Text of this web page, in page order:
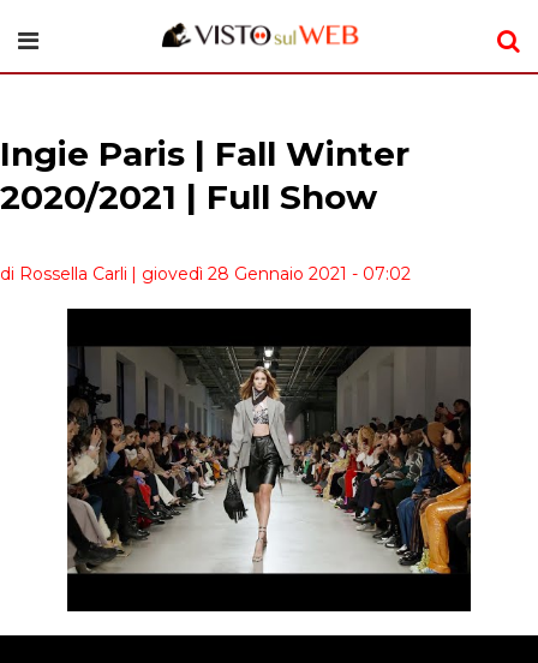
Ingie Paris | Fall Winter
2020/2021 | Full Show
di Rossella Carli | giovedì 28 Gennaio 2021 - 07:02